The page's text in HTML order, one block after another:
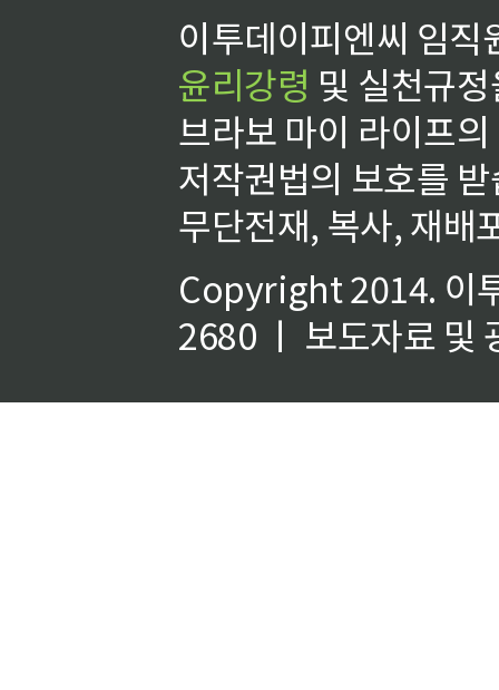
이투데이피엔씨 임
윤리강령 및 실천규
브라보 마이 라이프
저작권법의 보호를
무단전재, 복사, 재배
Copyright 2014. 이
2680 ㅣ 보도자료